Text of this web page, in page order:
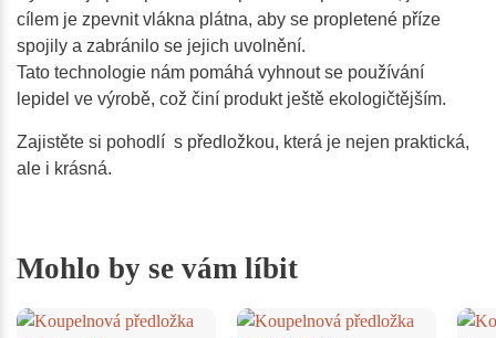
cílem je zpevnit vlákna plátna, aby se propletené příze
spojily a zabránilo se jejich uvolnění.
Tato technologie nám pomáhá vyhnout se používání
lepidel ve výrobě, což činí produkt ještě ekologičtějším.
Zajistěte si pohodlí s předložkou, která je nejen praktická,
ale i krásná.
Mohlo by se vám líbit